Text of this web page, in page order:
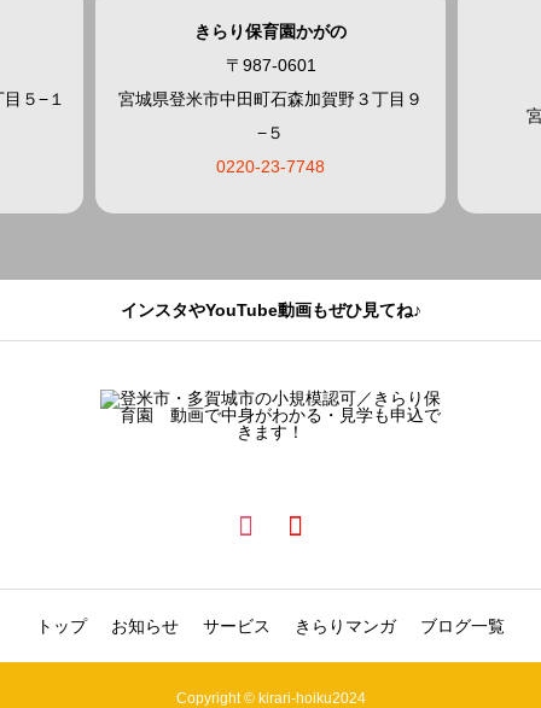
５−１
きらり保育園かがの
〒987-0601
宮城県登米市中田町石森加賀野３丁目９
−５
0220-23-7748
インスタやYouTube動画もぜひ見てね♪
トップ お知らせ サービス きらりマンガ ブログ一覧
Copyright © kirari-hoiku2024